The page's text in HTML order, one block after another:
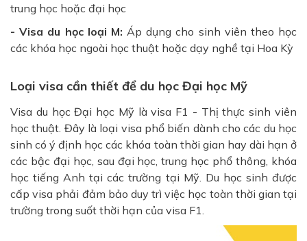
trung học hoặc đại học
- Visa du học loại M: Áp dụng cho sinh viên theo học
các khóa học ngoài học thuật hoặc dạy nghề tại Hoa Kỳ
Loại visa cần thiết để du học Đại học Mỹ
Visa du học Đại học Mỹ là visa F1 - Thị thực sinh viên
học thuật. Đây là loại visa phổ biến dành cho các du học
sinh có ý định học các khóa toàn thời gian hay dài hạn ở
các bậc đại học, sau đại học, trung học phổ thông, khóa
học tiếng Anh tại các trường tại Mỹ. Du học sinh được
cấp visa phải đảm bảo duy trì việc học toàn thời gian tại
trường trong suốt thời hạn của visa F1.